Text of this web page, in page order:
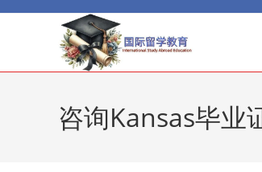
Skip
咨询Kansas毕业